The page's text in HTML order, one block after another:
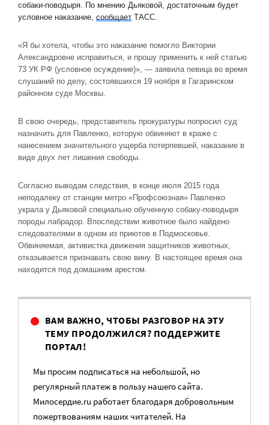
собаки-поводыря. По мнению Дьяковой, достаточным будет
условное наказание, сообщает ТАСС.
«Я бы хотела, чтобы это наказание помогло Виктории
Александровне исправиться, и прошу применить к ней статью
73 УК РФ (условное осуждение)», — заявила певица во время
слушаний по делу, состоявшихся 19 ноября в Гагаринском
районном суде Москвы.
В свою очередь, представитель прокуратуры попросил суд
назначить для Павленко, которую обвиняют в краже с
нанесением значительного ущерба потерпевшей, наказание в
виде двух лет лишения свободы.
Согласно выводам следствия, в конце июля 2015 года
неподалеку от станции метро «Профсоюзная» Павленко
украла у Дьяковой специально обученную собаку-поводыря
породы лабрадор. Впоследствии животное было найдено
следователями в одном из приютов в Подмосковье.
Обвиняемая, активистка движения защитников животных,
отказывается признавать свою вину. В настоящее время она
находится под домашним арестом.
ВАМ ВАЖНО, ЧТОБЫ РАЗГОВОР НА ЭТУ
ТЕМУ ПРОДОЛЖИЛСЯ? ПОДДЕРЖИТЕ
ПОРТАЛ!
Мы просим подписаться на небольшой, но
регулярный платеж в пользу нашего сайта.
Милосердие.ru работает благодаря добровольным
пожертвованиям наших читателей. На